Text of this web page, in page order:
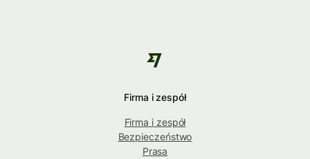
Firma i zespół
Firma i zespół
Bezpieczeństwo
Prasa